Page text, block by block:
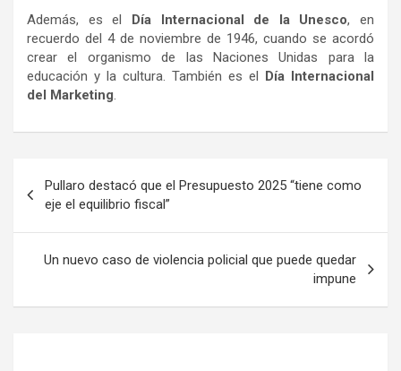
Además, es el Día Internacional de la Unesco, en
recuerdo del 4 de noviembre de 1946, cuando se acordó
crear el organismo de las Naciones Unidas para la
educación y la cultura. También es el Día Internacional
del Marketing.
de
entradas
Pullaro destacó que el Presupuesto 2025 “tiene como
eje el equilibrio fiscal”
Un nuevo caso de violencia policial que puede quedar
impune